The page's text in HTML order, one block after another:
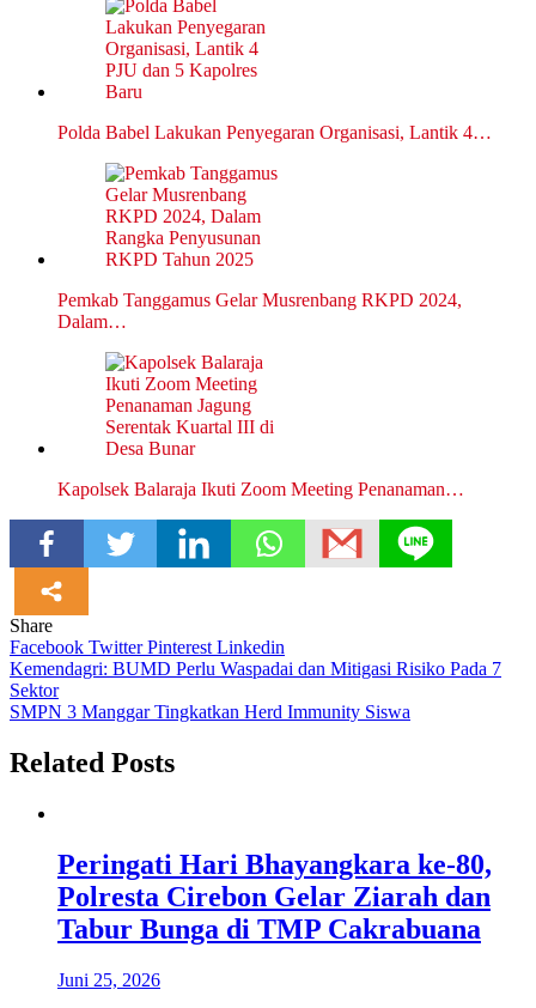
Polda Babel Lakukan Penyegaran Organisasi, Lantik 4…
Pemkab Tanggamus Gelar Musrenbang RKPD 2024,
Dalam…
Kapolsek Balaraja Ikuti Zoom Meeting Penanaman…
Share
Facebook TwitterPinterest Linkedin
Navigasi
pos
Kemendagri: BUMD Perlu Waspadai dan Mitigasi Risiko Pada 7
Sektor
SMPN 3 Manggar Tingkatkan Herd Immunity Siswa
Related Posts
Peringati Hari Bhayangkara ke-80,
Polresta Cirebon Gelar Ziarah dan
Tabur Bunga di TMP Cakrabuana
Juni 25, 2026